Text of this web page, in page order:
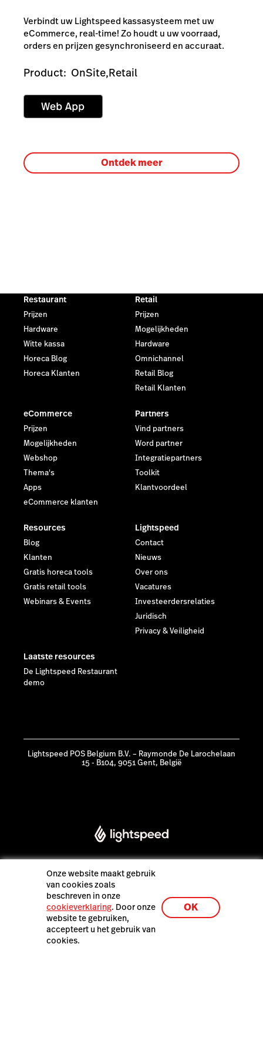
Verbindt uw Lightspeed kassasysteem met uw
eCommerce, real-time! Zo houdt u uw voorraad,
orders en prijzen gesynchroniseerd en accuraat.
Product: OnSite,Retail
Ontdek meer
Restaurant
Prijzen
Hardware
Witte kassa
Horeca Blog
Horeca Klanten
Retail
Prijzen
Mogelijkheden
Hardware
Omnichannel
Retail Blog
Retail Klanten
eCommerce
Prijzen
Mogelijkheden
Webshop
Thema's
Apps
eCommerce klanten
Partners
Vind partners
Word partner
Integratiepartners
Toolkit
Klantvoordeel
Resources
Blog
Klanten
Gratis horeca tools
Gratis retail tools
Webinars & Events
Lightspeed
Contact
Nieuws
Over ons
Vacatures
Investeerdersrelaties
Juridisch
Privacy & Veiligheid
Laatste resources
De Lightspeed Restaurant
demo
Lightspeed POS Belgium B.V. – Raymonde De Larochelaan
15 - B104, 9051 Gent, België
Lightspeed® 2026
Pers
Onze website maakt gebruik
van cookies zoals
beschreven in onze
cookieverklaring. Door onze
website te gebruiken,
accepteert u het gebruik van
cookies.
OK